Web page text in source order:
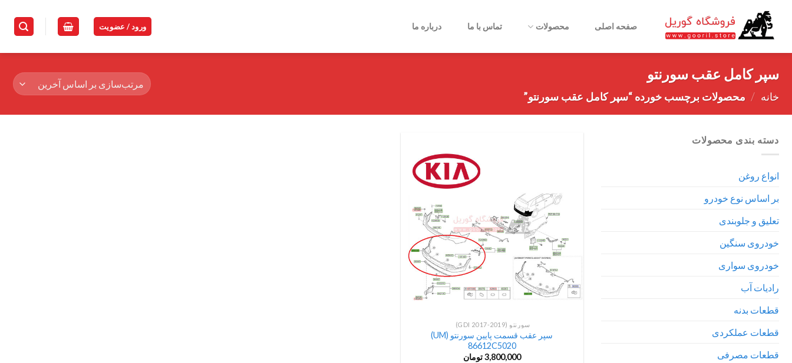
content
صفحه اصلی محصولات تماس با ما درباره ما ورود / عضویت
سپر کامل عقب سورنتو
خانه / محصولات برچسب خورده “سپر کامل عقب سورنتو”
دسته بندی محصولات
انواع روغن
بر اساس نوع خودرو
تعلیق و جلوبندی
خودروی سنگین
خودروی سواری
رادیات آب
قطعات بدنه
قطعات عملکردی
قطعات مصرفی
سورنتو (GDI 2017-2019)
سپر عقب قسمت پایین سورنتو (UM)
86612C5020
3,800,000تومان